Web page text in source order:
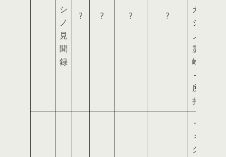
シ
ノ
見
聞
録
? ? ? ?
ガ
シ
ノ
霊
峰
＋
所
持
＜
＞
ク